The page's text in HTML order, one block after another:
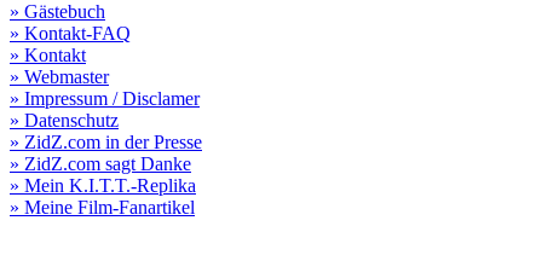
» Gästebuch
» Kontakt-FAQ
» Kontakt
» Webmaster
» Impressum / Disclamer
» Datenschutz
» ZidZ.com in der Presse
» ZidZ.com sagt Danke
» Mein K.I.T.T.-Replika
» Meine Film-Fanartikel